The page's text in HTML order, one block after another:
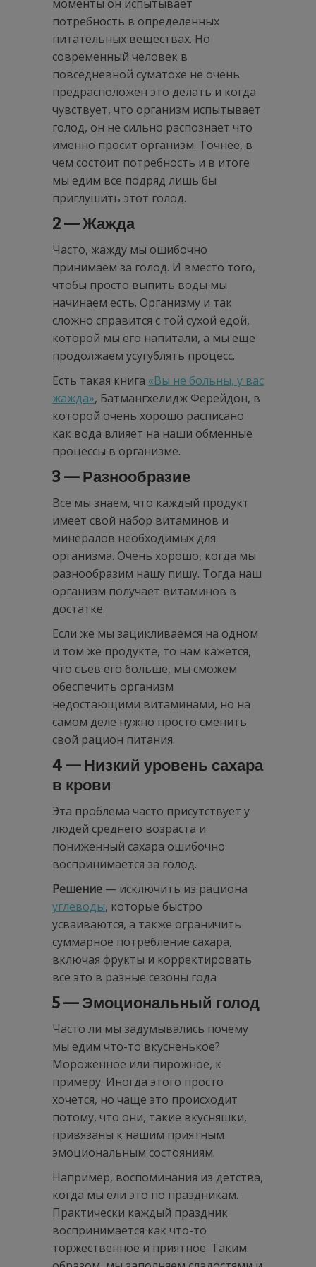
моменты он испытывает
потребность в определенных
питательных веществах. Но
современный человек в
повседневной суматохе не очень
предрасположен это делать и когда
чувствует, что организм испытывает
голод, он не сильно распознает что
именно просит организм. Точнее, в
чем состоит потребность и в итоге
мы едим все подряд лишь бы
приглушить этот голод.
2 — Жажда
Часто, жажду мы ошибочно
принимаем за голод. И вместо того,
чтобы просто выпить воды мы
начинаем есть. Организму и так
сложно справится с той сухой едой,
которой мы его напитали, а мы еще
продолжаем усугублять процесс.
Есть такая книга «Вы не больны, у вас
жажда», Батмангхелидж Ферейдон, в
которой очень хорошо расписано
как вода влияет на наши обменные
процессы в организме.
3 — Разнообразие
Все мы знаем, что каждый продукт
имеет свой набор витаминов и
минералов необходимых для
организма. Очень хорошо, когда мы
разнообразим нашу пишу. Тогда наш
организм получает витаминов в
достатке.
Если же мы зацикливаемся на одном
и том же продукте, то нам кажется,
что съев его больше, мы сможем
обеспечить организм
недостающими витаминами, но на
самом деле нужно просто сменить
свой рацион питания.
4 — Низкий уровень сахара
в крови
Эта проблема часто присутствует у
людей среднего возраста и
пониженный сахара ошибочно
воспринимается за голод.
Решение — исключить из рациона
углеводы, которые быстро
усваиваются, а также ограничить
суммарное потребление сахара,
включая фрукты и корректировать
все это в разные сезоны года
5 — Эмоциональный голод
Часто ли мы задумывались почему
мы едим что-то вкусненькое?
Мороженное или пирожное, к
примеру. Иногда этого просто
хочется, но чаще это происходит
потому, что они, такие вкусняшки,
привязаны к нашим приятным
эмоциональным состояниям.
Например, воспоминания из детства,
когда мы ели это по праздникам.
Практически каждый праздник
воспринимается как что-то
торжественное и приятное. Таким